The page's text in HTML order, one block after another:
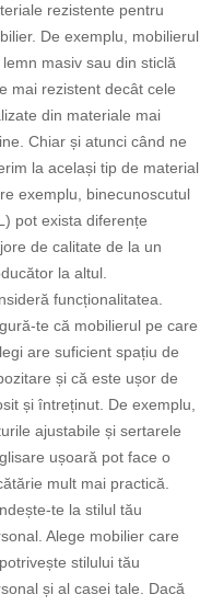
rezistente pentru
De exemplu, mobilierul
lemn masiv sau din sticlă
mai rezistent decât cele
din materiale mai
Chiar și atunci când ne
la același tip de material
exemplu, binecunoscutul
pot exista diferențe
de calitate de la un
la altul.
funcționalitatea.
te că mobilierul pe care
are suficient spațiu de
și că este ușor de
și întreținut. De exemplu,
ajustabile și sertarele
ușoară pot face o
mult mai practică.
te la stilul tău
Alege mobilier care
stilului tău
și al casei tale. Dacă